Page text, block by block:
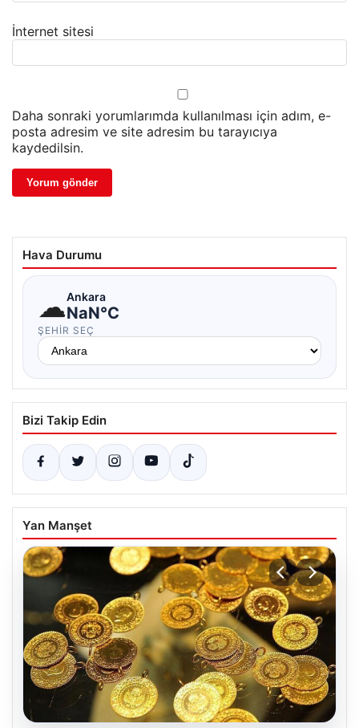
İnternet sitesi
Daha sonraki yorumlarımda kullanılması için adım, e-
posta adresim ve site adresim bu tarayıcıya
kaydedilsin.
Hava Durumu
☁Ankara
NaN°C
ŞEHIR SEÇ
Bizi Takip Edin
Yan Manşet